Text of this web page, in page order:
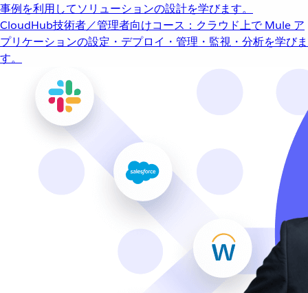
事例を利用してソリューションの設計を学びます。
CloudHub技術者／管理者向けコース：クラウド上で Mule ア
プリケーションの設定・デプロイ・管理・監視・分析を学びま
す。